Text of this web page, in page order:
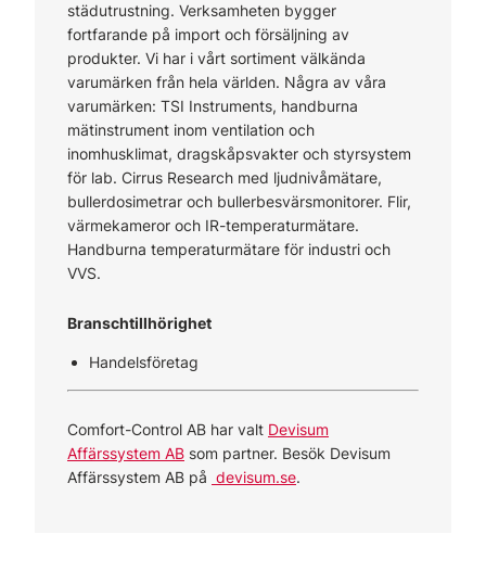
städutrustning. Verksamheten bygger
fortfarande på import och försäljning av
produkter. Vi har i vårt sortiment välkända
varumärken från hela världen. Några av våra
varumärken: TSI Instruments, handburna
mätinstrument inom ventilation och
inomhusklimat, dragskåpsvakter och styrsystem
för lab. Cirrus Research med ljudnivåmätare,
bullerdosimetrar och bullerbesvärsmonitorer. Flir,
värmekameror och IR-temperaturmätare.
Handburna temperaturmätare för industri och
VVS.
Branschtillhörighet
Handelsföretag
Comfort-Control AB har valt Devisum
Affärssystem AB som partner. Besök Devisum
Affärssystem AB på devisum.se.